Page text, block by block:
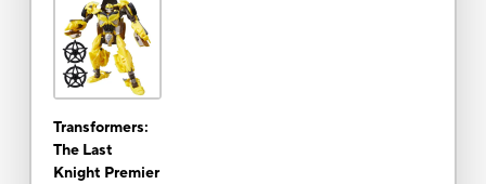
Transformers:
The Last
Knight Premier